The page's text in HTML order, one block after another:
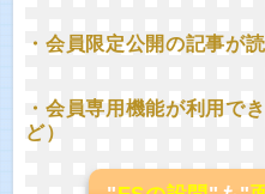
・会員限定公開の記事が読
・会員専用機能が利用で
ど）